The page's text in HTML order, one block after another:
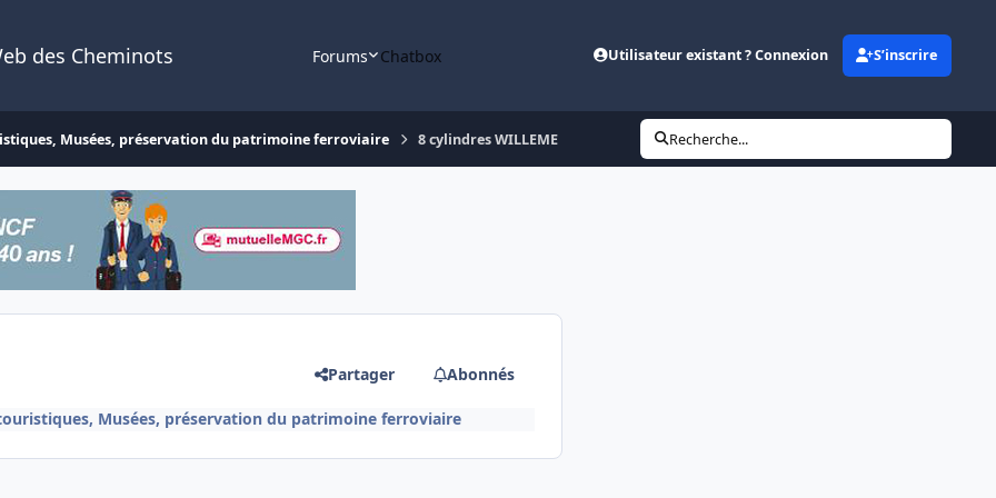
des Cheminots Forums Chatbox Utilisateur existant ? Connexion S’inscrire
Musées, préservation du patrimoine ferroviaire 8 cylindres WILLEME Recherche...
Partager Abonnés
Musées, préservation du patrimoine ferroviaire